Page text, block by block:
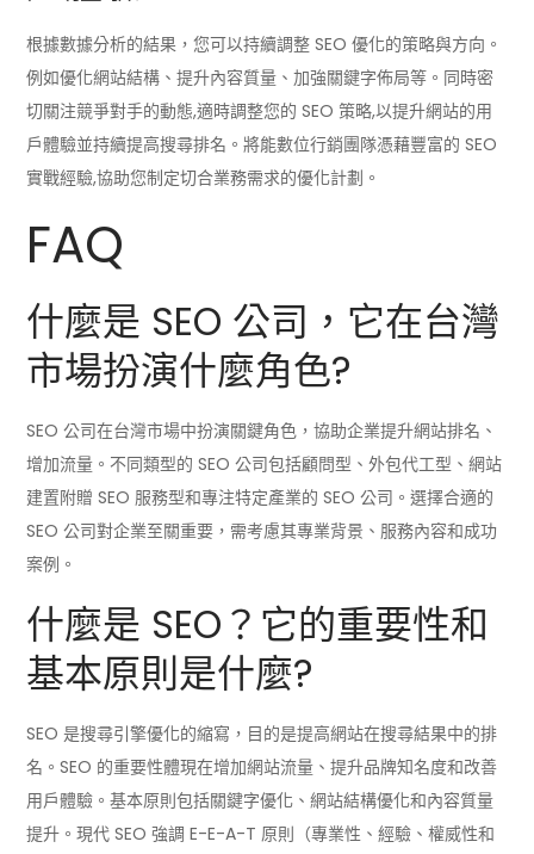
根據數據分析的結果，您可以持續調整 SEO 優化的策略與方向。
例如優化網站結構、提升內容質量、加強關鍵字佈局等。同時密
切關注競爭對手的動態,適時調整您的 SEO 策略,以提升網站的用
戶體驗並持續提高搜尋排名。將能數位行銷團隊憑藉豐富的 SEO
實戰經驗,協助您制定切合業務需求的優化計劃。
FAQ
什麼是 SEO 公司，它在台灣
市場扮演什麼角色?
SEO 公司在台灣市場中扮演關鍵角色，協助企業提升網站排名、
增加流量。不同類型的 SEO 公司包括顧問型、外包代工型、網站
建置附贈 SEO 服務型和專注特定產業的 SEO 公司。選擇合適的
SEO 公司對企業至關重要，需考慮其專業背景、服務內容和成功
案例。
什麼是 SEO？它的重要性和
基本原則是什麼?
SEO 是搜尋引擎優化的縮寫，目的是提高網站在搜尋結果中的排
名。SEO 的重要性體現在增加網站流量、提升品牌知名度和改善
用戶體驗。基本原則包括關鍵字優化、網站結構優化和內容質量
提升。現代 SEO 強調 E-E-A-T 原則（專業性、經驗、權威性和